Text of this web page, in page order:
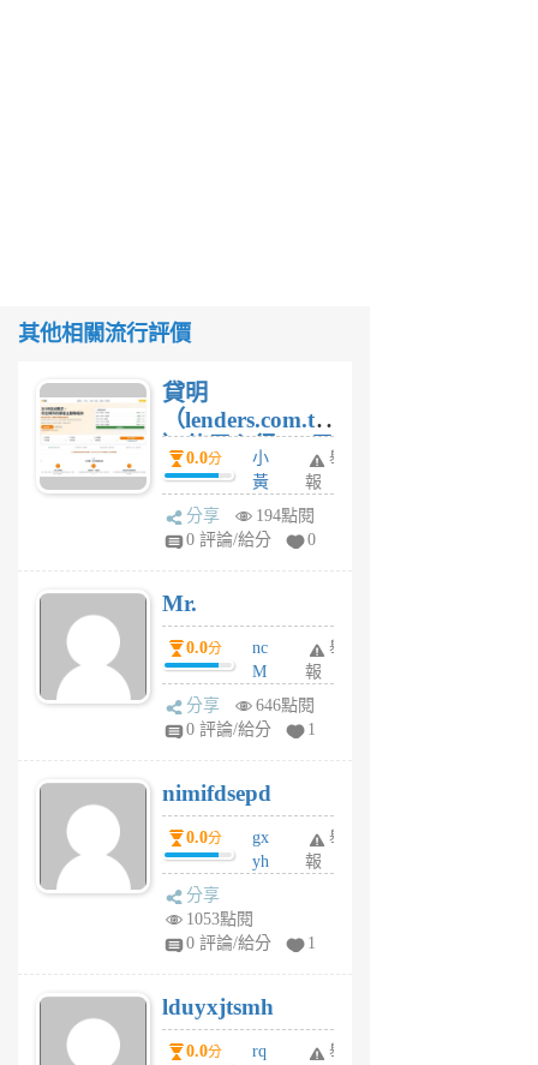
其他相關流行評價
貸明
（lenders.com.tw
）使用心得 — 民
間貸款比較平台
體驗
0.0分
小
黃
蜂
1
舉
報
分享
194點閱
0 評論/給分
0
Mr.
0.0分
nc
M
U
F
U
5
個
月
舉
報
分享
646點閱
0 評論/給分
1
nimifdsepd
0.0分
gx
yh
jl
月
前
舉
報
分享
1053點閱
0 評論/給分
1
lduyxjtsmh
0.0分 rq 舉